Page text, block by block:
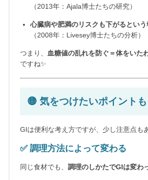
（2013年：Ajala博士たちの研究）
心臓病や肥満のリスクも下がるという
（2008年：Livesey博士たちの分析）
つまり、 血糖値の乱れを防ぐ＝体をいた
ですね✨
🟡 気をつけたいポイントも
GIは便利な考え方ですが、少し注意点も
✅ 調理方法によって変わる
同じ食材でも、調理のしかたでGIは変わ